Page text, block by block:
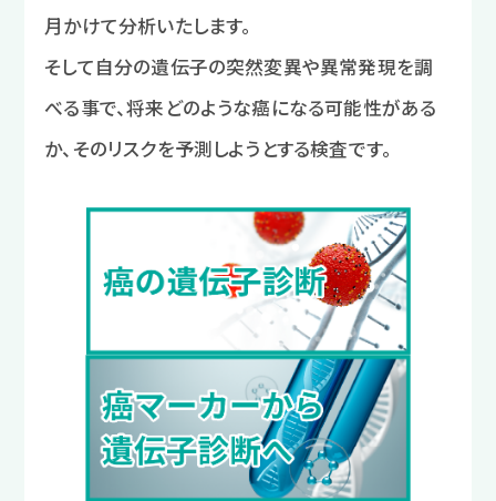
月かけて分析いたします。
そして自分の遺伝子の突然変異や異常発現を調
べる事で、将来どのような癌になる可能性がある
か、そのリスクを予測しようとする検査です。